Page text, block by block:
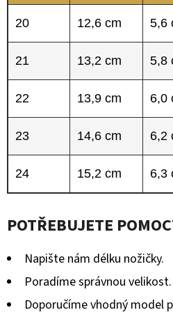
20 12,6 cm 5,6
21 13,2 cm 5,8
22 13,9 cm 6,0
23 14,6 cm 6,2
24 15,2 cm 6,3
POTŘEBUJETE
Napište nám délku nožičky.
Poradíme správnou velikost.
Doporučíme vhodný model